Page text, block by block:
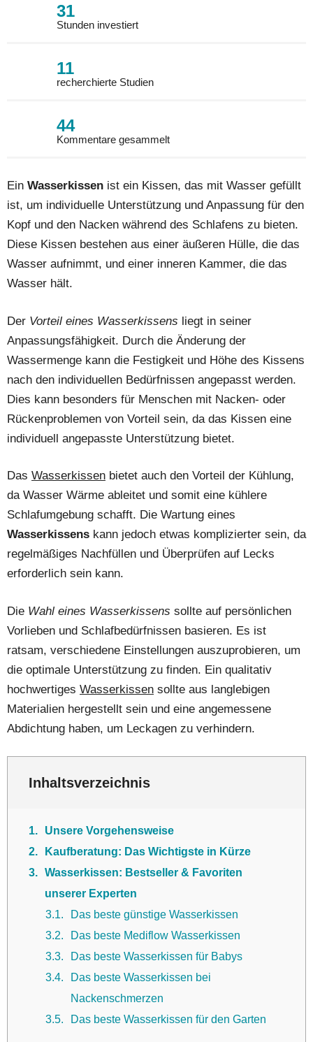
31
Stunden investiert
11
recherchierte Studien
44
Kommentare gesammelt
Ein Wasserkissen ist ein Kissen, das mit Wasser gefüllt
ist, um individuelle Unterstützung und Anpassung für den
Kopf und den Nacken während des Schlafens zu bieten.
Diese Kissen bestehen aus einer äußeren Hülle, die das
Wasser aufnimmt, und einer inneren Kammer, die das
Wasser hält.
Der Vorteil eines Wasserkissens liegt in seiner
Anpassungsfähigkeit. Durch die Änderung der
Wassermenge kann die Festigkeit und Höhe des Kissens
nach den individuellen Bedürfnissen angepasst werden.
Dies kann besonders für Menschen mit Nacken- oder
Rückenproblemen von Vorteil sein, da das Kissen eine
individuell angepasste Unterstützung bietet.
Das Wasserkissen bietet auch den Vorteil der Kühlung,
da Wasser Wärme ableitet und somit eine kühlere
Schlafumgebung schafft. Die Wartung eines
Wasserkissens kann jedoch etwas komplizierter sein, da
regelmäßiges Nachfüllen und Überprüfen auf Lecks
erforderlich sein kann.
Die Wahl eines Wasserkissens sollte auf persönlichen
Vorlieben und Schlafbedürfnissen basieren. Es ist
ratsam, verschiedene Einstellungen auszuprobieren, um
die optimale Unterstützung zu finden. Ein qualitativ
hochwertiges Wasserkissen sollte aus langlebigen
Materialien hergestellt sein und eine angemessene
Abdichtung haben, um Leckagen zu verhindern.
Inhaltsverzeichnis
1
Unsere Vorgehensweise
2
Kaufberatung: Das Wichtigste in Kürze
3
Wasserkissen: Bestseller & Favoriten
unserer Experten
3.1
Das beste günstige Wasserkissen
3.2
Das beste Mediflow Wasserkissen
3.3
Das beste Wasserkissen für Babys
3.4
Das beste Wasserkissen bei
Nackenschmerzen
3.5
Das beste Wasserkissen für den Garten